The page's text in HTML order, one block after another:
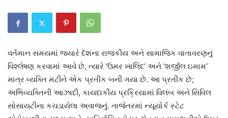
વર્તમાન સમયમાં જ્યારે દેશના રાજકીય અને સામાજિક વાતાવરણનું
વિશ્લેષણ કરવામાં આવે છે, ત્યારે ‘ઉમર ખાલિદ’ અને ‘શર્જીલ ઇમામ’
માત્ર વ્યક્તિ મટીને એક પ્રતીક બની ગયા છે. આ પ્રતીક છે;
અભિવ્યક્તિની આઝાદી, કાયદાકીય પ્રક્રિયામાં વિલંબ અને સિવિલ
સોસાયટીના કચડાયેલા અવાજનું. તાજેતરમાં ન્યૂયોર્ક સ્ટેટ